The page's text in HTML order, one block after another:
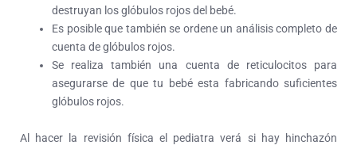
destruyan los glóbulos rojos del bebé.
Es posible que también se ordene un análisis completo de
cuenta de glóbulos rojos.
Se realiza también una cuenta de reticulocitos para
asegurarse de que tu bebé esta fabricando suficientes
glóbulos rojos.
Al hacer la revisión física el pediatra verá si hay hinchazón